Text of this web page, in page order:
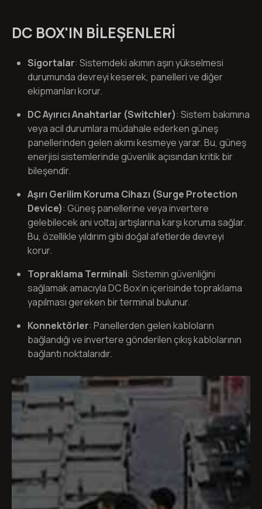
DC BOX'IN BILEŞENLERI
Sigortalar: Sistemdeki akımın aşırı yükselmesi
durumunda devreyi keserek, panelleri ve diğer
ekipmanları korur.
DC Ayırıcı Anahtarlar (Switchler): Sistem bakımına
veya acil durumlara müdahale ederken güneş
panellerinden gelen akımı kesmeye yarar. Bu, güneş
enerjisi sistemlerinde güvenlik açısından kritik bir
bileşendir.
Aşırı Gerilim Koruma Cihazı (Surge Protection
Device): Güneş panellerine veya invertere
gelebilecek ani voltaj artışlarına karşı koruma sağlar.
Bu, özellikle yıldırım gibi doğal afetlerde devreyi
korur.
Topraklama Terminali: Sistemin güvenliğini
sağlamak amacıyla DC Box’ın içerisinde topraklama
yapılması gereken bir terminal bulunur.
Konnektörler: Panellerden gelen kabloların
bağlandığı ve invertere gönderilen çıkış kablolarının
bağlantı noktalarıdır.